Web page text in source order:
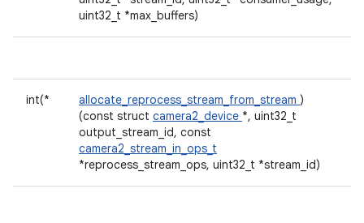
uint32_t *max_buffers)
int(* allocate_reprocess_stream_from_stream )
(const struct camera2_device *, uint32_t
output_stream_id, const
camera2_stream_in_ops_t
*reprocess_stream_ops, uint32_t *stream_id)